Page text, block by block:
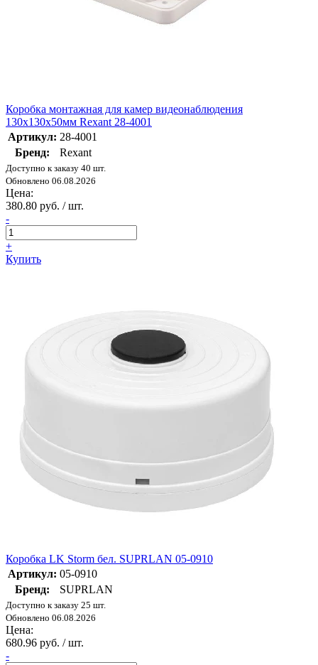
Коробка монтажная для камер видеонаблюдения
130х130х50мм Rexant 28-4001
Артикул: 28-4001
Бренд:
Rexant
Доступно к заказу 40 шт.
Обновлено 06.08.2026
Цена:
380.80 руб. / шт.
-
+
Купить
Коробка LK Storm бел. SUPRLAN 05-0910
Артикул: 05-0910
Бренд:
SUPRLAN
Доступно к заказу 25 шт.
Обновлено 06.08.2026
Цена:
680.96 руб. / шт.
-